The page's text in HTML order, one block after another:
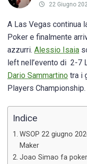
22 Giugno
A Las Vegas continua
Poker e finalmente
azzurri. Alessio Isaia
left nell’evento di 2-7
Dario Sammartino tra i
Players
Indice
WSOP 22 giugno
Maker
Joao Simao fa